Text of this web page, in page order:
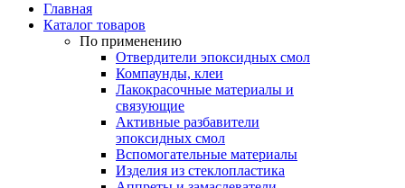
Главная
Каталог товаров
По применению
Отвердители эпоксидных смол
Компаунды, клеи
Лакокрасочные материалы и
связующие
Активные разбавители
эпоксидных смол
Вспомогательные материалы
Изделия из стеклопластика